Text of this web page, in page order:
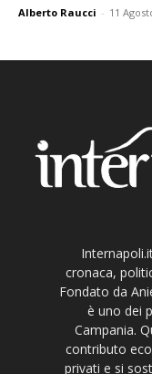
Alberto Raucci - 11
cronaca,
Fondato da
è uno dei
Campania.
contributo
privati e si